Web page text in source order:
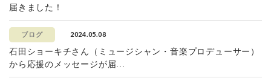
届きました！
ブログ 2024.05.08
石田ショーキチさん（ミュージシャン・音楽プロデューサー）
から応援のメッセージが届...